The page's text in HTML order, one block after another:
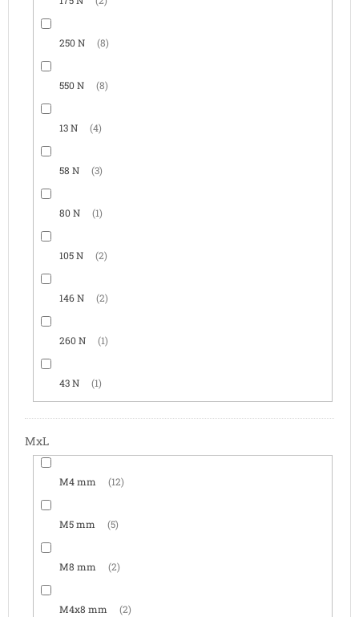
250 N 8
550 N 8
13 N 4
58 N 3
80 N 1
105 N 2
146 N 2
260 N 1
43 N 1
MxL
M4 mm 12
M5 mm 5
M8 mm 2
M4x8 mm 2